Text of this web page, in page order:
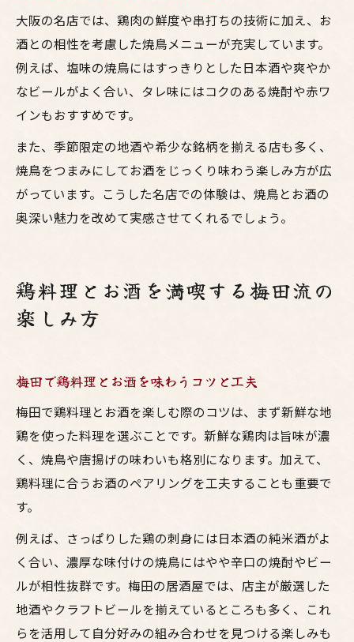
大阪の名店では、鶏肉の鮮度や串打ちの技術に加え、お
酒との相性を考慮した焼鳥メニューが充実しています。
例えば、塩味の焼鳥にはすっきりとした日本酒や爽やか
なビールがよく合い、タレ味にはコクのある焼酎や赤ワ
インもおすすめです。
また、季節限定の地酒や希少な銘柄を揃える店も多く、
焼鳥をつまみにしてお酒をじっくり味わう楽しみ方が広
がっています。こうした名店での体験は、焼鳥とお酒の
奥深い魅力を改めて実感させてくれるでしょう。
鶏料理とお酒を満喫する梅田流の
楽しみ方
梅田で鶏料理とお酒を味わうコツと工夫
梅田で鶏料理とお酒を楽しむ際のコツは、まず新鮮な地
鶏を使った料理を選ぶことです。新鮮な鶏肉は旨味が濃
く、焼鳥や唐揚げの味わいも格別になります。加えて、
鶏料理に合うお酒のペアリングを工夫することも重要で
す。
例えば、さっぱりした鶏の刺身には日本酒の純米酒がよ
く合い、濃厚な味付けの焼鳥にはやや辛口の焼酎やビー
ルが相性抜群です。梅田の居酒屋では、店主が厳選した
地酒やクラフトビールを揃えているところも多く、これ
らを活用して自分好みの組み合わせを見つける楽しみも